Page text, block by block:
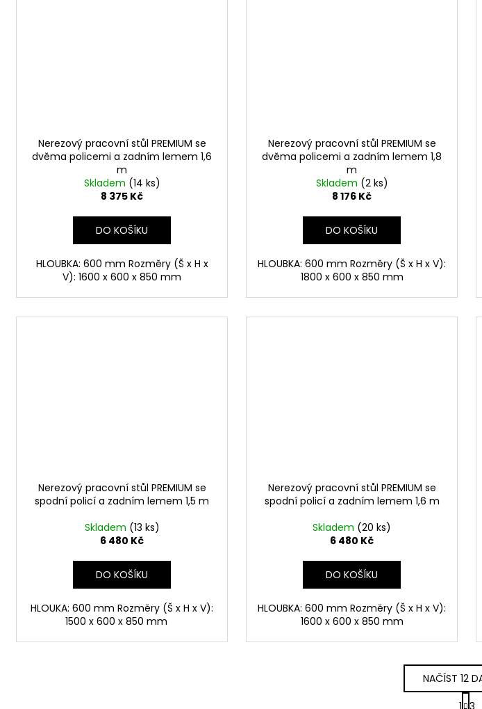
Nerezový pracovní stůl PREMIUM se
dvěma policemi a zadním lemem 1,6
m
Skladem (14 ks)
8 375 Kč
DO KOŠÍKU
HLOUBKA: 600 mm Rozměry (Š x H x
V): 1600 x 600 x 850 mm
Nerezový pracovní stůl PREMIUM se
dvěma policemi a zadním lemem 1,8
m
Skladem (2 ks)
8 176 Kč
DO KOŠÍKU
HLOUBKA: 600 mm Rozměry (Š x H x V):
1800 x 600 x 850 mm
Nerezový pracovní stůl PREMIUM se
spodní policí a zadním lemem 1,5 m
Skladem (13 ks)
6 480 Kč
DO KOŠÍKU
HLOUKA: 600 mm Rozměry (Š x H x V):
1500 x 600 x 850 mm
Nerezový pracovní stůl PREMIUM se
spodní policí a zadním lemem 1,6 m
Skladem (20 ks)
6 480 Kč
DO KOŠÍKU
HLOUBKA: 600 mm Rozměry (Š x H x V):
1600 x 600 x 850 mm
NAČÍST 12
S